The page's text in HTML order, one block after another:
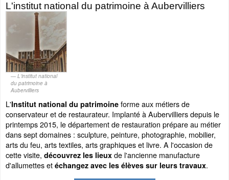
L'institut national du patrimoine à Aubervilliers
L'institut national
du patrimoine à
Aubervilliers
L'Institut national du patrimoine forme aux métiers de
conservateur et de restaurateur. Implanté à Aubervilliers depuis le
printemps 2015, le département de restauration prépare au métier
dans sept domaines : sculpture, peinture, photographie, mobilier,
arts du feu, arts textiles, arts graphiques et livre. A l'occasion de
cette visite, découvrez les lieux de l'ancienne manufacture
d'allumettes et échangez avec les élèves sur leurs travaux.